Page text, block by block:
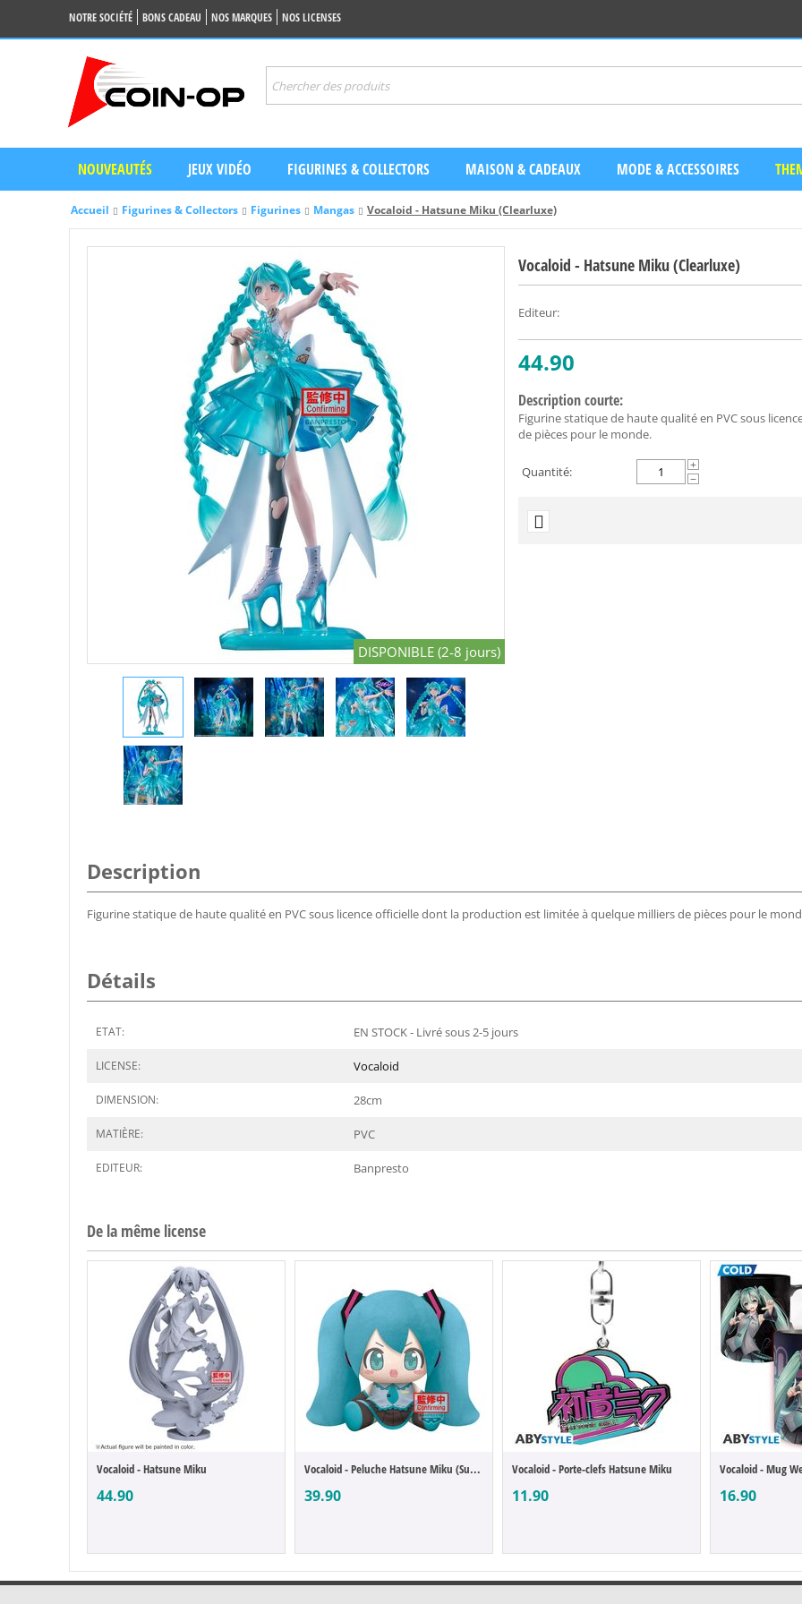
NOTRE SOCIÉTÉ BONS CADEAU NOS MARQUES NOS LICENSES
NOUVEAUTÉS JEUX VIDÉO FIGURINES & COLLECTORS MAISON & CADEAUX MODE & ACCESSOIRES
Accueil Figurines & Collectors Figurines Mangas Vocaloid - Hatsune Miku (Clearluxe)
DISPONIBLE (2-8 jours)
Vocaloid - Hatsune Miku (Clearluxe)
Editeur:
44.90
Description courte:
Figurine statique de haute qualité en PVC sous
de pièces pour le monde.
Quantité:
+
−
Description
Figurine statique de haute qualité en PVC sous licence officielle dont la production est limitée à quelque milliers de pièces pour le
Détails
ETAT: EN STOCK - Livré sous 2-5 jours
LICENSE: Vocaloid
DIMENSION: 28cm
MATIÈRE: PVC
EDITEUR: Banpresto
De la même license
Vocaloid - Hatsune Miku
44.90
Vocaloid - Peluche Hatsune Miku (Super Bi...
39.90
Vocaloid - Porte-clefs Hatsune Miku
11.90 16.90